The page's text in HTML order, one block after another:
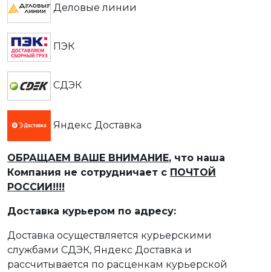
Деловые линии
ПЭК
СДЭК
Яндекс Доставка
ОБРАЩАЕМ ВАШЕ ВНИМАНИЕ, что наша
Компания не сотрудничает с ПОЧТОЙ
РОССИИ!!!!
Доставка курьером по адресу:
Доставка осуществляется курьерскими
службами СДЭК, Яндекс Доставка и
рассчитывается по расценкам курьерской